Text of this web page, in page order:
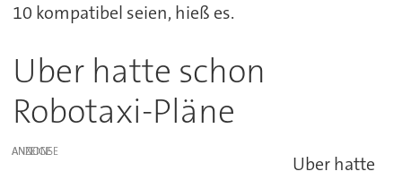
10 kompatibel seien, hieß es.
Uber hatte schon
Robotaxi-Pläne
ANZEIGE
Uber hatte